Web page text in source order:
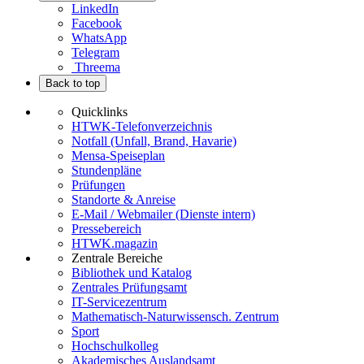
LinkedIn
Facebook
WhatsApp
Telegram
Threema
Back to top
Quicklinks
HTWK-Telefonverzeichnis
Notfall (Unfall, Brand, Havarie)
Mensa-Speiseplan
Stundenpläne
Prüfungen
Standorte & Anreise
E-Mail / Webmailer (Dienste intern)
Pressebereich
HTWK.magazin
Zentrale Bereiche
Bibliothek und Katalog
Zentrales Prüfungsamt
IT-Servicezentrum
Mathematisch-Naturwissensch. Zentrum
Sport
Hochschulkolleg
Akademisches Auslandsamt